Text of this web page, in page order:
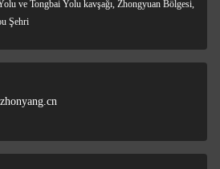
ve Tongbai Yolu kavşağı, Zhongyuan Bölgesi,
Şehri